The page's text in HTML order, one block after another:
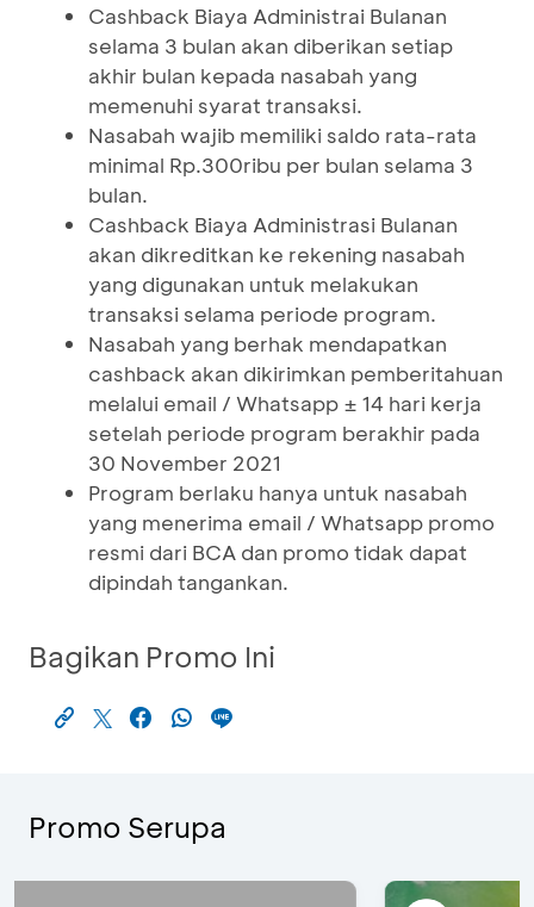
Cashback Biaya Administrai Bulanan
selama 3 bulan akan diberikan setiap
akhir bulan kepada nasabah yang
memenuhi syarat transaksi.
Nasabah wajib memiliki saldo rata-rata
minimal Rp.300ribu per bulan selama 3
bulan.
Cashback Biaya Administrasi Bulanan
akan dikreditkan ke rekening nasabah
yang digunakan untuk melakukan
transaksi selama periode program.
Nasabah yang berhak mendapatkan
cashback akan dikirimkan pemberitahuan
melalui email / Whatsapp ± 14 hari kerja
setelah periode program berakhir pada
30 November 2021
Program berlaku hanya untuk nasabah
yang menerima email / Whatsapp promo
resmi dari BCA dan promo tidak dapat
dipindah tangankan.
Bagikan Promo Ini
Promo Serupa